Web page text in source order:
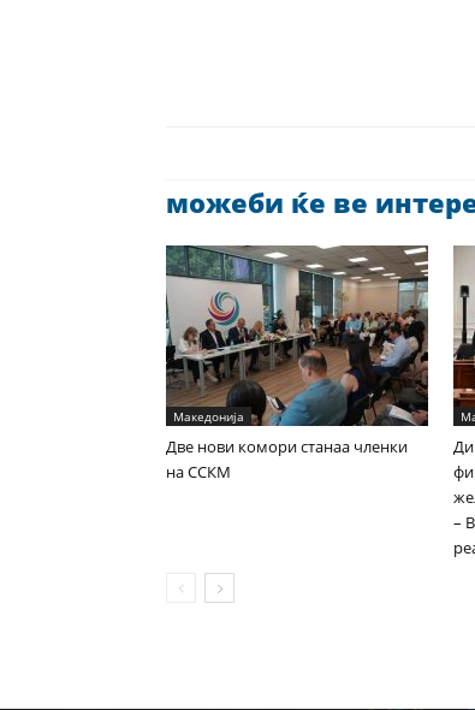
можеби ќе ве
Македонија
Две нови комори станаа членки
на ССКМ
–